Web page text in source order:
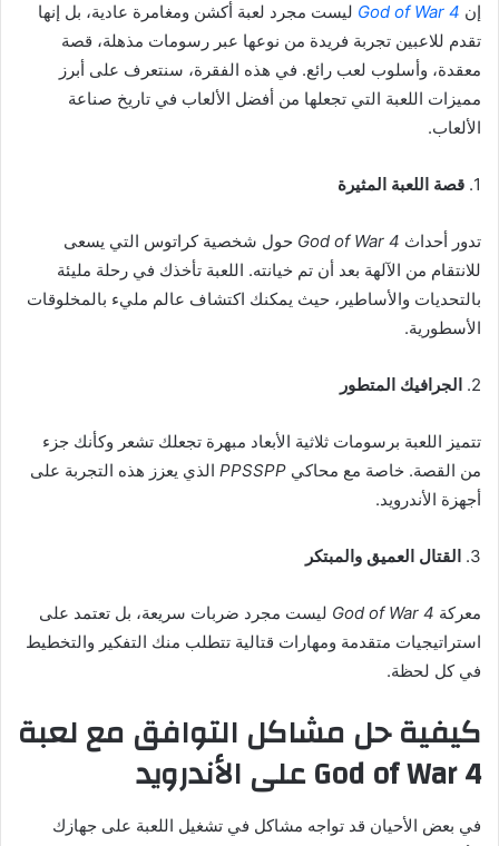
إن God of War 4 ليست مجرد لعبة أكشن ومغامرة عادية، بل إنها
تقدم للاعبين تجربة فريدة من نوعها عبر رسومات مذهلة، قصة
معقدة، وأسلوب لعب رائع. في هذه الفقرة، سنتعرف على أبرز
مميزات اللعبة التي تجعلها من أفضل الألعاب في تاريخ صناعة
الألعاب.
1. قصة اللعبة المثيرة
تدور أحداث God of War 4 حول شخصية كراتوس التي يسعى
للانتقام من الآلهة بعد أن تم خيانته. اللعبة تأخذك في رحلة مليئة
بالتحديات والأساطير، حيث يمكنك اكتشاف عالم مليء بالمخلوقات
الأسطورية.
2. الجرافيك المتطور
تتميز اللعبة برسومات ثلاثية الأبعاد مبهرة تجعلك تشعر وكأنك جزء
من القصة. خاصة مع محاكي PPSSPP الذي يعزز هذه التجربة على
أجهزة الأندرويد.
3. القتال العميق والمبتكر
معركة God of War 4 ليست مجرد ضربات سريعة، بل تعتمد على
استراتيجيات متقدمة ومهارات قتالية تتطلب منك التفكير والتخطيط
في كل لحظة.
كيفية حل مشاكل التوافق مع لعبة
God of War 4 على الأندرويد
في بعض الأحيان قد تواجه مشاكل في تشغيل اللعبة على جهازك